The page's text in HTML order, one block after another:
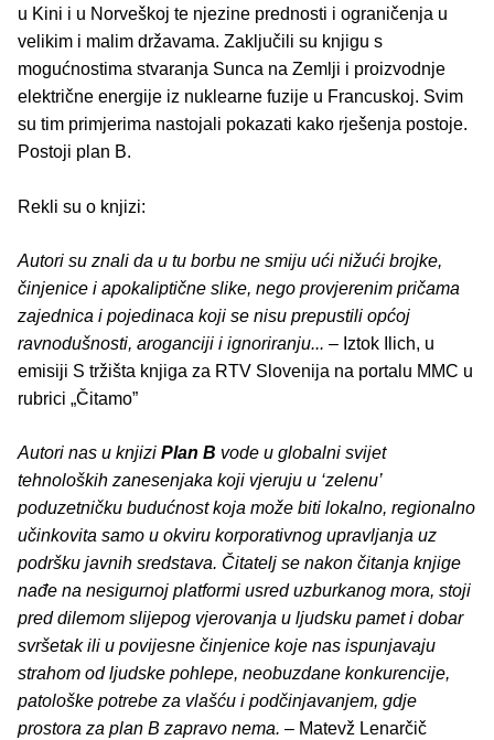
u Kini i u Norveškoj te njezine prednosti i ograničenja u
velikim i malim državama. Zaključili su knjigu s
mogućnostima stvaranja Sunca na Zemlji i proizvodnje
električne energije iz nuklearne fuzije u Francuskoj. Svim
su tim primjerima nastojali pokazati kako rješenja postoje.
Postoji plan B.
Rekli su o knjizi:
Autori su znali da u tu borbu ne smiju ući nižući brojke,
činjenice i apokaliptične slike, nego provjerenim pričama
zajednica i pojedinaca koji se nisu prepustili općoj
ravnodušnosti, aroganciji i ignoriranju... – Iztok Ilich, u
emisiji S tržišta knjiga za RTV Slovenija na portalu MMC u
rubrici „Čitamo”
Autori nas u knjizi Plan B vode u globalni svijet
tehnoloških zanesenjaka koji vjeruju u ‘zelenu’
poduzetničku budućnost koja može biti lokalno, regionalno
učinkovita samo u okviru korporativnog upravljanja uz
podršku javnih sredstava. Čitatelj se nakon čitanja knjige
nađe na nesigurnoj platformi usred uzburkanog mora, stoji
pred dilemom slijepog vjerovanja u ljudsku pamet i dobar
svršetak ili u povijesne činjenice koje nas ispunjavaju
strahom od ljudske pohlepe, neobuzdane konkurencije,
patološke potrebe za vlašću i podčinjavanjem, gdje
prostora za plan B zapravo nema. – Matevž Lenarčič